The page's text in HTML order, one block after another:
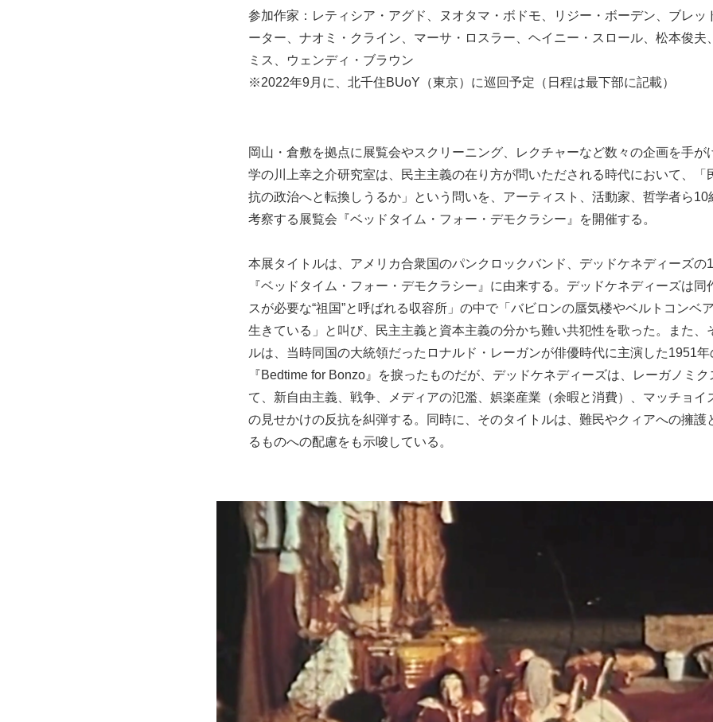
参加作家：レティシア・アグド、ヌオタマ・ボドモ、リジー・ボーデン、ブレッ
ーター、ナオミ・クライン、マーサ・ロスラー、ヘイニー・スロール、松本俊夫
ミス、ウェンディ・ブラウン
※2022年9月に、北千住BUoY（東京）に巡回予定（日程は最下部に記載）
岡山・倉敷を拠点に展覧会やスクリーニング、レクチャーなど数々の企画を手が
学の川上幸之介研究室は、民主主義の在り方が問いただされる時代において、「
抗の政治へと転換しうるか」という問いを、アーティスト、活動家、哲学者ら10
考察する展覧会『ベッドタイム・フォー・デモクラシー』を開催する。
本展タイトルは、アメリカ合衆国のパンクロックバンド、デッドケネディーズの
『ベッドタイム・フォー・デモクラシー』に由来する。デッドケネディーズは同
スが必要な“祖国”と呼ばれる収容所」の中で「バビロンの蜃気楼やベルトコンベ
生きている」と叫び、民主主義と資本主義の分かち難い共犯性を歌った。また、
ルは、当時同国の大統領だったロナルド・レーガンが俳優時代に主演した1951
『Bedtime for Bonzo』を捩ったものだが、デッドケネディーズは、レーガノミク
て、新自由主義、戦争、メディアの氾濫、娯楽産業（余暇と消費）、マッチョイ
の見せかけの反抗を糾弾する。同時に、そのタイトルは、難民やクィアへの擁護
るものへの配慮をも示唆している。